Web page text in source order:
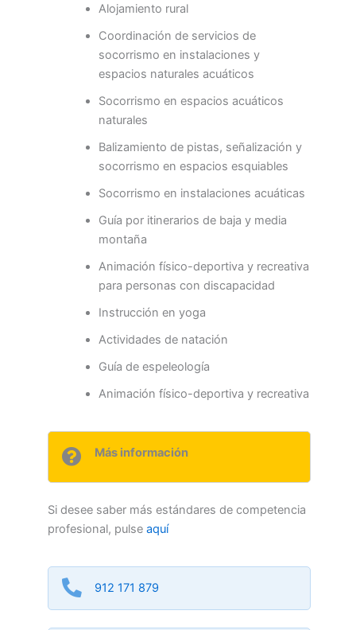
Alojamiento rural
Coordinación de servicios de
socorrismo en instalaciones y
espacios naturales acuáticos
Socorrismo en espacios acuáticos
naturales
Balizamiento de pistas, señalización y
socorrismo en espacios esquiables
Socorrismo en instalaciones acuáticas
Guía por itinerarios de baja y media
montaña
Animación físico-deportiva y recreativa
para personas con discapacidad
Instrucción en yoga
Actividades de natación
Guía de espeleología
Animación físico-deportiva y recreativa
Más información
Si desee saber más estándares de competencia
profesional, pulse aquí
912 171 879